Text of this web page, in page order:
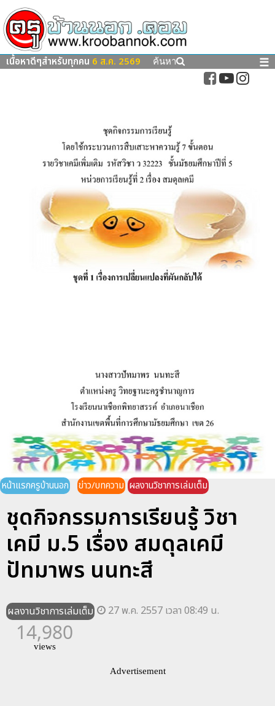
เนื้อหาดีๆสำหรับทุกคน 6 ส.ค. 2569 ค้นหา ☰
หน้าแรกครูบ้านนอก ข่าว/บทความ ผลงานวิชาการเล่มเต็ม
ชุดกิจกรรมการเรียนรู้ วิชา
เคมี ม.5 เรื่อง สมดุลเคมี
ปัทมาพร นนทะสี
ผลงานวิชาการเล่มเต็ม 27 พ.ค. 2557 เวลา 08:49 น.
14,980
views
Advertisement